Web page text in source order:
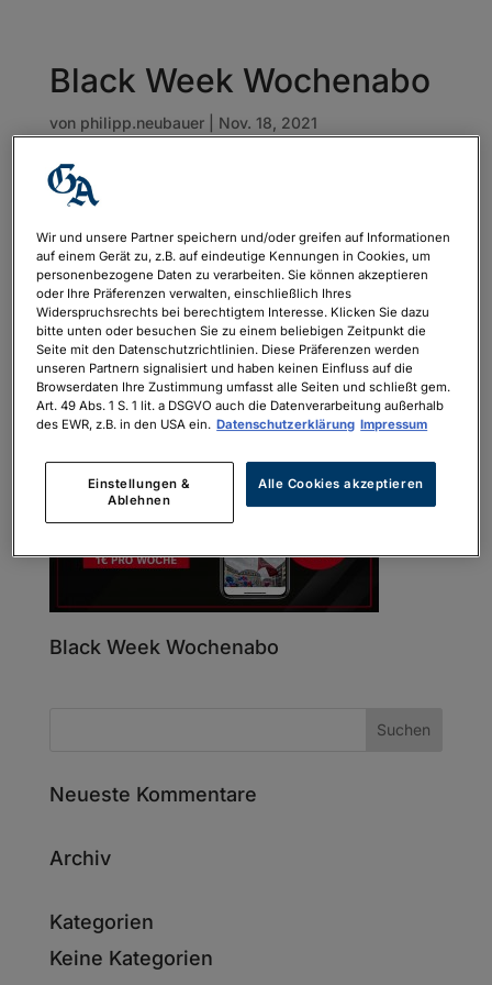
Black Week Wochenabo
von philipp.neubauer| Nov. 18, 2021
Black Week Wochenabo
Neueste Kommentare
Archiv
Kategorien
Keine Kategorien
Wir und unsere Partner speichern und/oder greifen auf Informationen
auf einem Gerät zu, z.B. auf eindeutige Kennungen in Cookies, um
personenbezogene Daten zu verarbeiten. Sie können akzeptieren
oder Ihre Präferenzen verwalten, einschließlich Ihres
Widerspruchsrechts bei berechtigtem Interesse. Klicken Sie dazu
bitte unten oder besuchen Sie zu einem beliebigen Zeitpunkt die
Seite mit den Datenschutzrichtlinien. Diese Präferenzen werden
unseren Partnern signalisiert und haben keinen Einfluss auf die
Browserdaten Ihre Zustimmung umfasst alle Seiten und schließt gem.
Art. 49 Abs. 1 S. 1 lit. a DSGVO auch die Datenverarbeitung außerhalb
des EWR, z.B. in den USA ein. Datenschutzerklärung Impressum
Einstellungen &
Ablehnen
Alle Cookies akzeptieren